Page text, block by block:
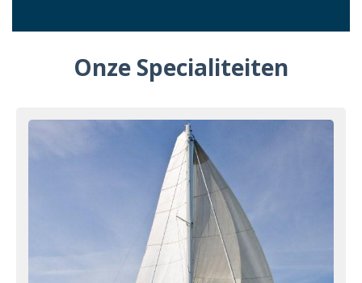
Onze Specialiteiten